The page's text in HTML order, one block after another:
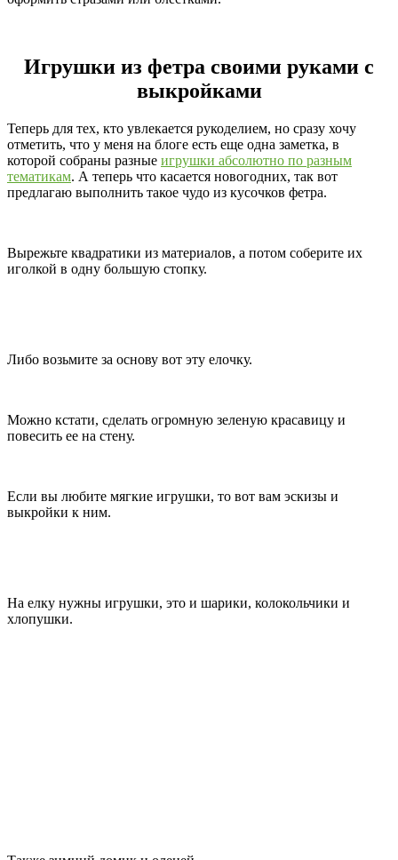
Игрушки из фетра своими руками с
выкройками
Теперь для тех, кто увлекается рукоделием, но сразу хочу
отметить, что у меня на блоге есть еще одна заметка, в
которой собраны разные игрушки абсолютно по разным
тематикам. А теперь что касается новогодних, так вот
предлагаю выполнить такое чудо из кусочков фетра.
Вырежьте квадратики из материалов, а потом соберите их
иголкой в одну большую стопку.
Либо возьмите за основу вот эту елочку.
Можно кстати, сделать огромную зеленую красавицу и
повесить ее на стену.
Если вы любите мягкие игрушки, то вот вам эскизы и
выкройки к ним.
На елку нужны игрушки, это и шарики, колокольчики и
хлопушки.